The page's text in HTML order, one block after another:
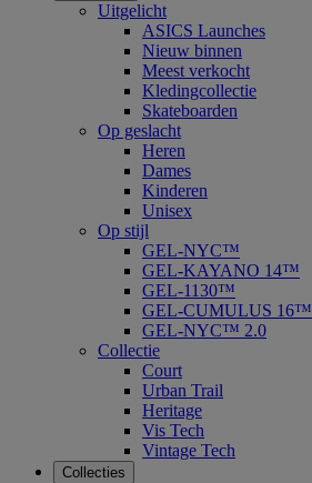
Uitgelicht
ASICS Launches
Nieuw binnen
Meest verkocht
Kledingcollectie
Skateboarden
Op geslacht
Heren
Dames
Kinderen
Unisex
Op stijl
GEL-NYC™
GEL-KAYANO 14™
GEL-1130™
GEL-CUMULUS 16™
GEL-NYC™ 2.0
Collectie
Court
Urban Trail
Heritage
Vis Tech
Vintage Tech
Collecties